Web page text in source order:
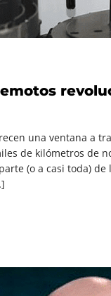
una ventana a
de kilómetros de
(o a casi toda)